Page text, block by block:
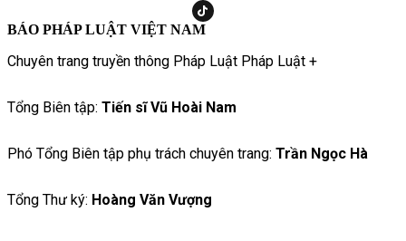
BÁO PHÁP LUẬT VIỆT NAM
Chuyên trang truyền thông Pháp Luật Pháp Luật +
Tổng Biên tập: Tiến sĩ Vũ Hoài Nam
Phó Tổng Biên tập phụ trách chuyên trang: Trần Ngọc Hà
Tổng Thư ký: Hoàng Văn Vượng